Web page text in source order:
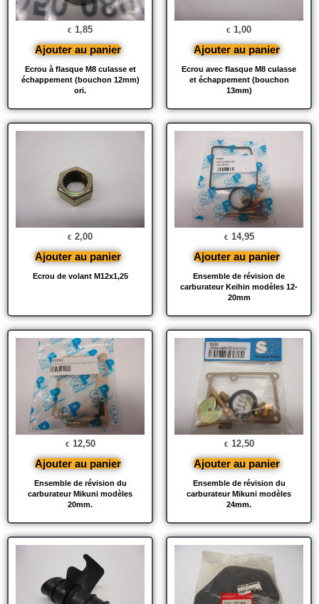
Ecrou à flasque M8 culasse et
échappement (bouchon 12mm)
ori.
€ 1,85
Ajouter au panier
Ecrou avec flasque M8 culasse
et échappement (bouchon
13mm)
€ 1,00
Ajouter au panier
Ecrou de volant M12x1,25
€ 2,00
Ajouter au panier
Ensemble de révision de
carburateur Keihin modèles 12-
20mm
€ 14,95
Ajouter au panier
Ensemble de révision du
carburateur Mikuni modèles
20mm.
€ 12,50
Ajouter au panier
Ensemble de révision du
carburateur Mikuni modèles
24mm.
€ 12,50
Ajouter au panier